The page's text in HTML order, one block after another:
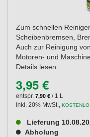
Zum schnellen
Scheibenbremsen,
Auch zur Reinigung
Motoren- und
Details lesen
3,95 €
entspr. 7,90 € / 1 L
Inkl. 20% MwSt.
Lieferung
Abholung